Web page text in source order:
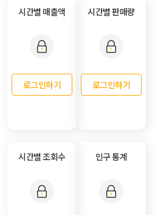
시간별 매출액
로그인하기
시간별 판매량
로그인하기
시간별 조회수 인구 통계